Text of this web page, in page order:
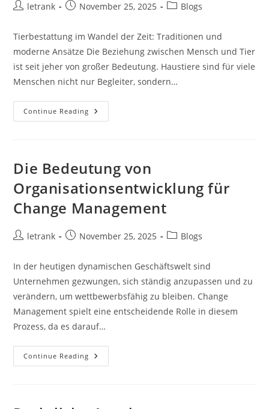
Postletrank
PostNovember 25, 2025
PostBlogs
Tierbestattung im Wandel der Zeit: Traditionen und
moderne Ansätze Die Beziehung zwischen Mensch und Tier
ist seit jeher von großer Bedeutung. Haustiere sind für viele
Menschen nicht nur Begleiter, sondern…
Continue Reading Tierbestattung
Im
Und
Moderne
Ansätze
Die Bedeutung von
Organisationsentwicklung für
Change Management
Postletrank
PostNovember 25, 2025
PostBlogs
In der heutigen dynamischen Geschäftswelt sind
Unternehmen gezwungen, sich ständig anzupassen und zu
verändern, um wettbewerbsfähig zu bleiben. Change
Management spielt eine entscheidende Rolle in diesem
Prozess, da es darauf…
Continue Reading Die
Bedeutung
Management